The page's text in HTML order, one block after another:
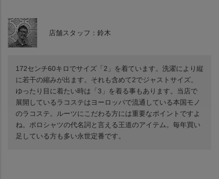
店舗スタッフ：鈴木
172センチ60キロでサイズ「2」を着ています。洗濯により縦
に若干の縮みが出ます。それも含めて2でジャストサイズ。
ゆったり目に着たい時は「3」を着る事もあります。当店で
展開しているラコステはヨーロッパで流通している本国モノ
のラコステ。ルーツにこだわる方には重要なポイントですよ
ね。ポロシャツの代名詞と言える王道のアイテム。毎年買い
足している方も多い永世定番です。